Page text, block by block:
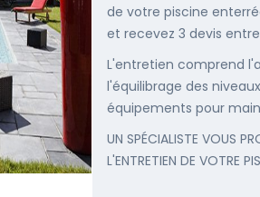
de votre piscine
et recevez 3 devis
L'entretien comprend
l'équilibrage des
équipements pour
UN SPÉCIALISTE VOUS
L'ENTRETIEN DE VOTRE